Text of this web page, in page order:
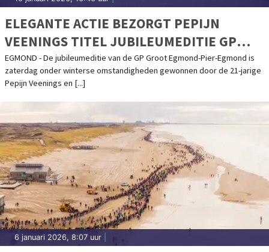
ELEGANTE ACTIE BEZORGT PEPIJN
VEENINGS TITEL JUBILEUMEDITIE GP
GROOT EGMOND-PIER-EGMOND
EGMOND - De jubileumeditie van de GP Groot Egmond-Pier-Egmond is
zaterdag onder winterse omstandigheden gewonnen door de 21-jarige
Pepijn Veenings en [...]
6 januari 2026, 8:07 uur